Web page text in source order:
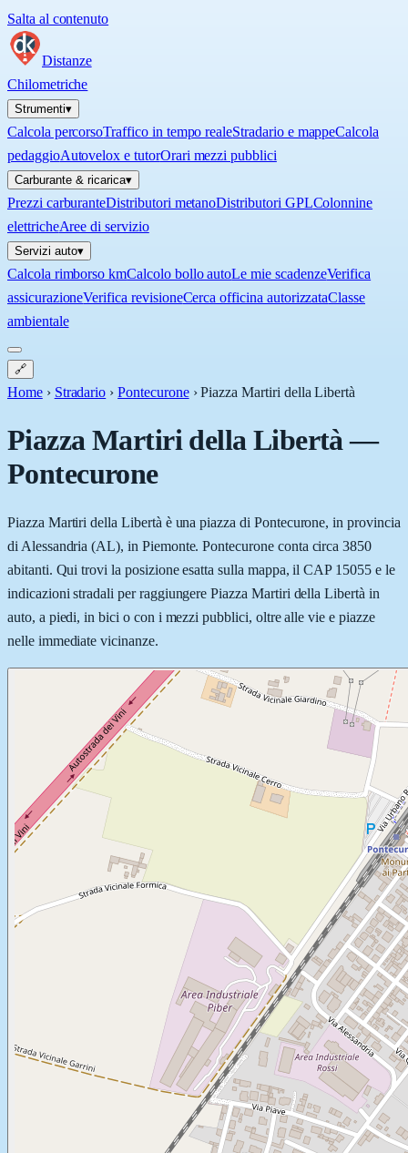
Salta al contenuto
Distanze
Chilometriche
Strumenti▾
Calcola percorsoTraffico in tempo realeStradario e mappeCalcola
pedaggioAutovelox e tutorOrari mezzi pubblici
Carburante & ricarica▾
Prezzi carburanteDistributori metanoDistributori GPLColonnine
elettricheAree di servizio
Servizi auto▾
Calcola rimborso kmCalcolo bollo autoLe mie scadenzeVerifica
assicurazioneVerifica revisioneCerca officina autorizzataClasse
ambientale
🔗
Home › Stradario › Pontecurone ›Piazza Martiri della Libertà
Piazza Martiri della Libertà—
Pontecurone
Piazza Martiri della Libertà è una piazza di Pontecurone, in provincia
di Alessandria (AL), in Piemonte. Pontecurone conta circa 3850
abitanti. Qui trovi la posizione esatta sulla mappa, il CAP 15055 e le
indicazioni stradali per raggiungere Piazza Martiri della Libertà in
auto, a piedi, in bici o con i mezzi pubblici, oltre alle vie e piazze
nelle immediate vicinanze.